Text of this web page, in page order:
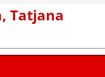
Tatjana